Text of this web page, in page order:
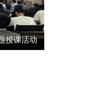
授课活动